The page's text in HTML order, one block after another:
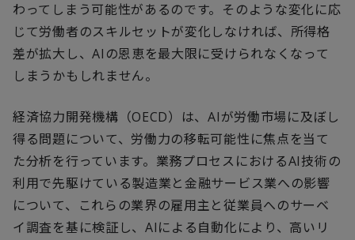
わってしまう可能性があるのです。そのような変化に応
じて労働者のスキルセットが変化しなければ、所得格
差が拡大し、AIの恩恵を最大限に受けられなくなって
しまうかもしれません。
経済協力開発機構（OECD）は、AIが労働市場に及ぼし
得る問題について、労働力の移転可能性に焦点を当て
た分析を行っています。業務プロセスにおけるAI技術の
利用で先駆けている製造業と金融サービス業への影響
について、これらの業界の雇用主と従業員へのサーベ
イ調査を基に検証し、AIによる自動化により、高いリ